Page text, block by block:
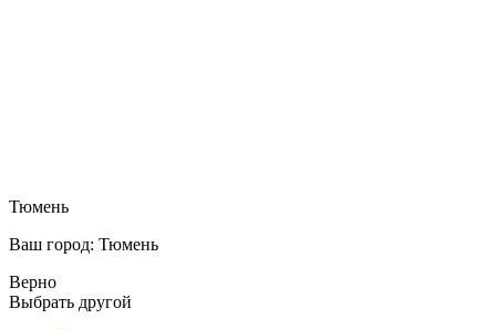
Тюмень
Ваш город: Тюмень
Верно
Выбрать другой